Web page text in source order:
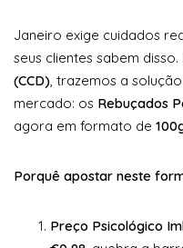
Janeiro exige cuidados
seus clientes sabem disso.
(CCD) , trazemos a
mercado: os Rebuçados
agora em formato de
Porquê apostar neste
Preço Psicológico